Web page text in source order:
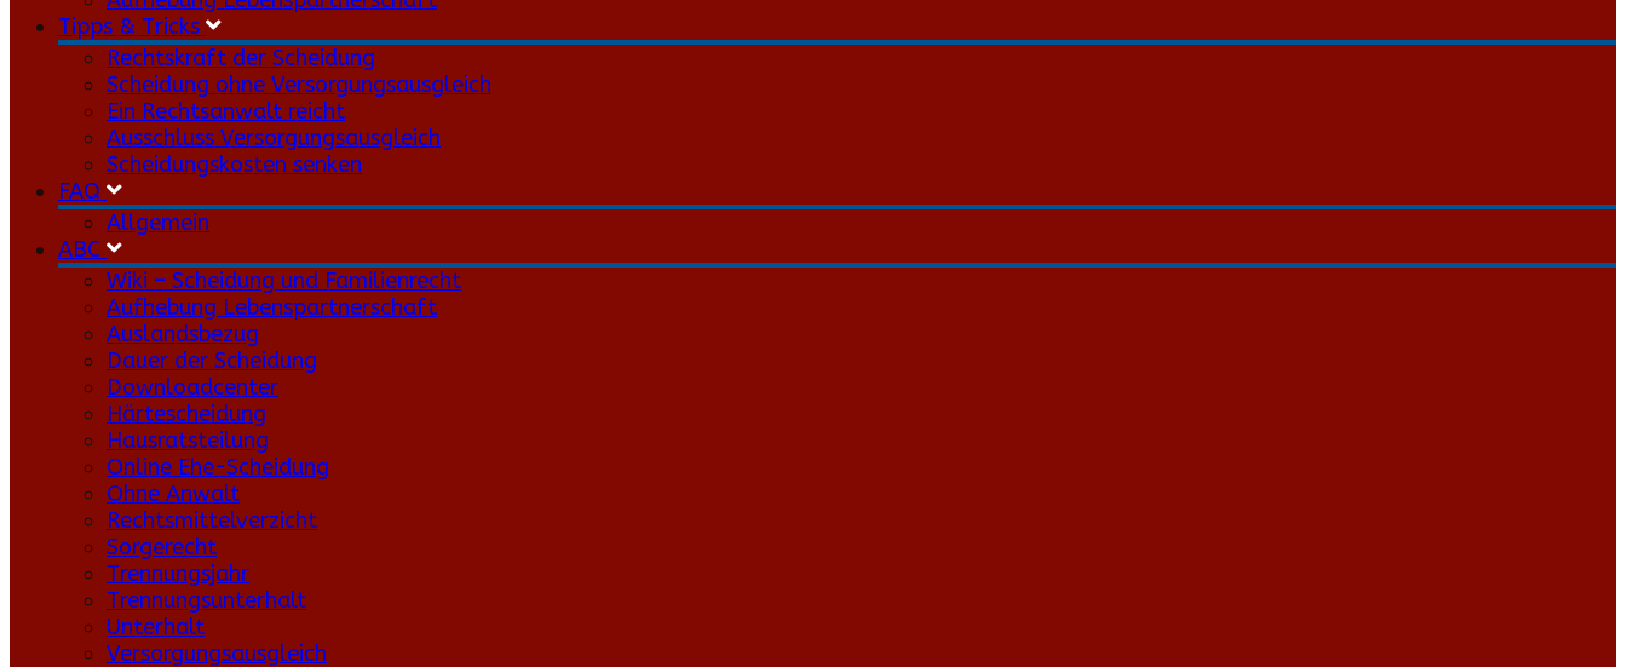
Tipps & Tricks
Rechtskraft der Scheidung
Scheidung ohne Versorgungsausgleich
Ein Rechtsanwalt reicht
Ausschluss Versorgungsausgleich
Scheidungskosten senken
FAQ
Allgemein
ABC
Wiki – Scheidung und Familienrecht
Aufhebung Lebenspartnerschaft
Auslandsbezug
Dauer der Scheidung
Downloadcenter
Härtescheidung
Hausratsteilung
Online Ehe-Scheidung
Ohne Anwalt
Rechtsmittelverzicht
Sorgerecht
Trennungsjahr
Trennungsunterhalt
Unterhalt
Versorgungsausgleich